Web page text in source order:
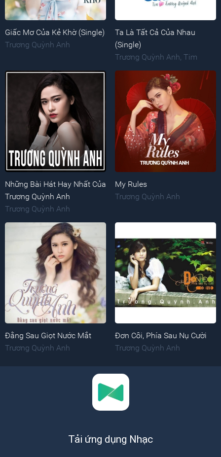
Giấc Mơ Của Kẻ Khờ (Single)
Trương Quỳnh Anh
Ta Là Tất Cả Của Nhau
(Single)
Trương Quỳnh Anh, Tim
Những Bài Hát Hay Nhất Của
Trương Quỳnh Anh
Trương Quỳnh Anh
My Rules
Trương Quỳnh Anh
Đằng Sau Giọt Nước Mắt
Trương Quỳnh Anh
Đơn Côi, Phía Sau Nụ Cười
Trương Quỳnh Anh
Tải ứng dụng Nhạc